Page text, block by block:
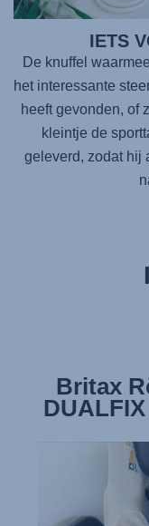
IETS
De knuffel
het interessante
heeft gevonden, of
kleintje de
geleverd, zodat hij
Britax